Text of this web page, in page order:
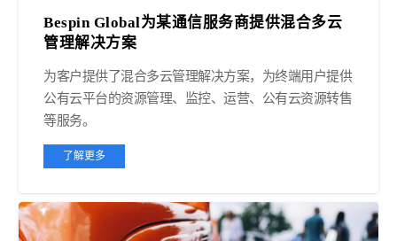
Bespin Global为某通信服务商提供混合多云
管理解决方案
为客户提供了混合多云管理解决方案，为终端用户提供
公有云平台的资源管理、监控、运营、公有云资源转售
等服务。
了解更多